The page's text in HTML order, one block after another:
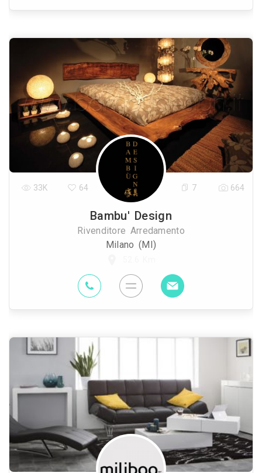
Bambu' Design
Rivenditore Arredamento
Milano (MI)
33K 64 7 664